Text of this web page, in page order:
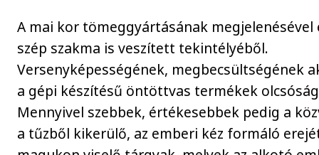
A mai kor tömeggyártásának megjelenésével
szép szakma is veszített tekintélyéből.
Versenyképességének, megbecsültségének
a gépi készítésű öntöttvas termékek
Mennyivel szebbek, értékesebbek pedig a
a tűzből kikerülő, az emberi kéz formáló